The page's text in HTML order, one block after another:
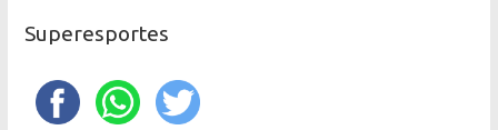
Superesportes